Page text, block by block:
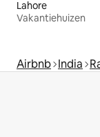
Lahore
Vakantiehuizen
Airbnb India